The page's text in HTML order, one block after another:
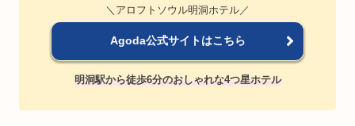
＼アロフトソウル明洞ホテル／
Agoda公式サイトはこちら
明洞駅から徒歩6分のおしゃれな4つ星ホテル